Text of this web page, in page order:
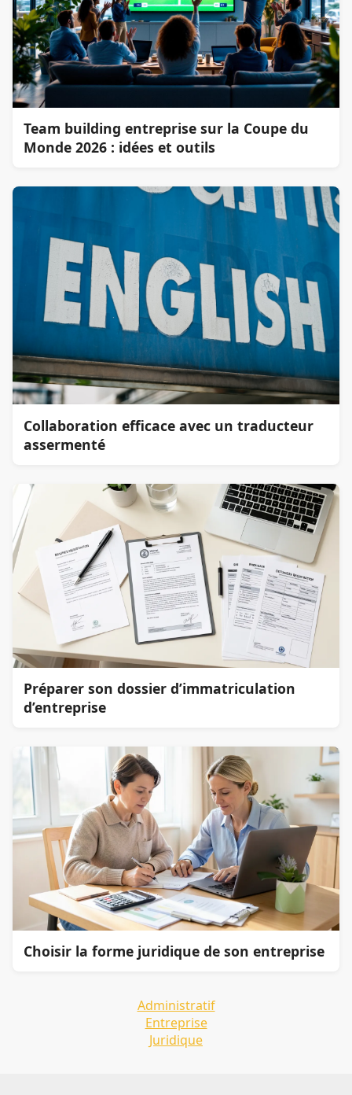
Team building entreprise sur la Coupe du
Monde 2026 : idées et outils
Collaboration efficace avec un traducteur
assermenté
Préparer son dossier d’immatriculation
d’entreprise
Choisir la forme juridique de son entreprise
Administratif
Entreprise
Juridique